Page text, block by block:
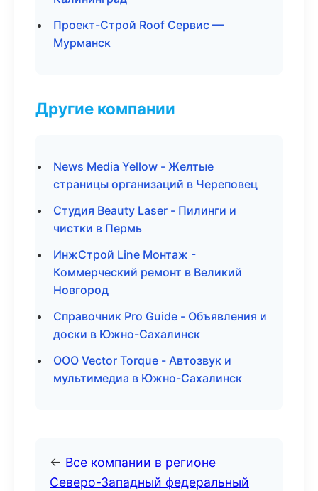
Проект-Строй Roof Сервис —
Мурманск
Другие компании
News Media Yellow - Желтые
страницы организаций в Череповец
Студия Beauty Laser - Пилинги и
чистки в Пермь
ИнжСтрой Line Монтаж -
Коммерческий ремонт в Великий
Новгород
Справочник Pro Guide - Объявления и
доски в Южно-Сахалинск
ООО Vector Torque - Автозвук и
мультимедиа в Южно-Сахалинск
← Все компании в регионе
Северо-Западный федеральный